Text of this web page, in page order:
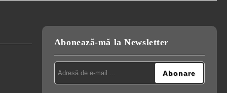
Abonează-mă la Newsletter